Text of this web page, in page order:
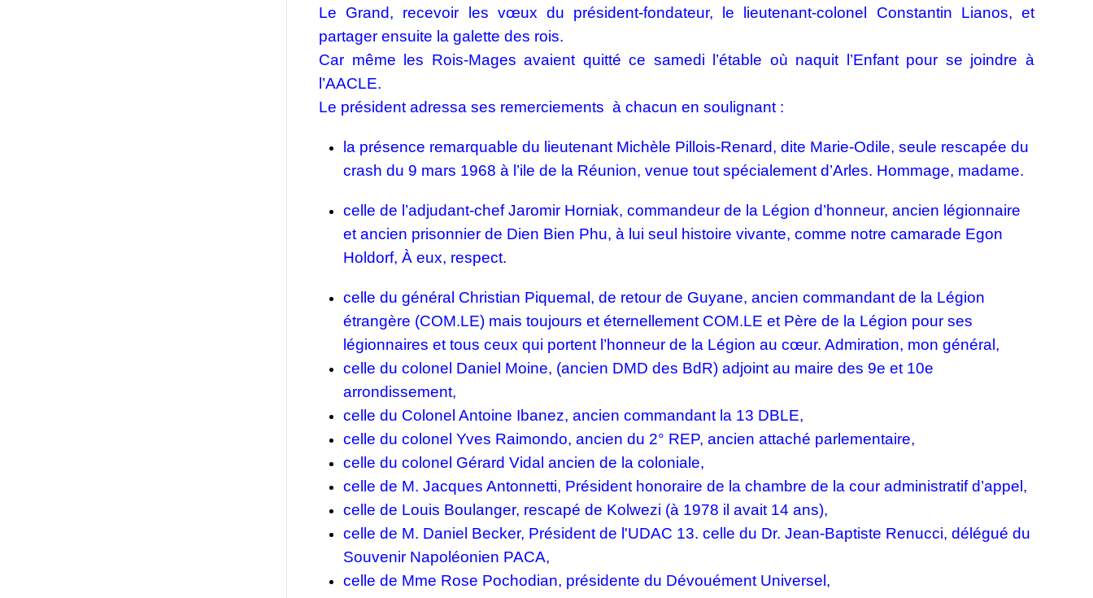
Le Grand, recevoir les vœux du président-fondateur, le lieutenant-colonel Constantin Lianos, et
partager ensuite la galette des rois.
Car même les Rois-Mages avaient quitté ce samedi l’étable où naquit l’Enfant pour se joindre à
l’AACLE.
Le président adressa ses remerciements à chacun en soulignant :
la présence remarquable du lieutenant Michèle Pillois-Renard, dite Marie-Odile, seule rescapée du
crash du 9 mars 1968 à l’ile de la Réunion, venue tout spécialement d’Arles. Hommage, madame.
celle de l’adjudant-chef Jaromir Horniak, commandeur de la Légion d’honneur, ancien légionnaire
et ancien prisonnier de Dien Bien Phu, à lui seul histoire vivante, comme notre camarade Egon
Holdorf, À eux, respect.
celle du général Christian Piquemal, de retour de Guyane, ancien commandant de la Légion
étrangère (COM.LE) mais toujours et éternellement COM.LE et Père de la Légion pour ses
légionnaires et tous ceux qui portent l’honneur de la Légion au cœur. Admiration, mon général,
celle du colonel Daniel Moine, (ancien DMD des BdR) adjoint au maire des 9e et 10e
arrondissement,
celle du Colonel Antoine Ibanez, ancien commandant la 13 DBLE,
celle du colonel Yves Raimondo, ancien du 2° REP, ancien attaché parlementaire,
celle du colonel Gérard Vidal ancien de la coloniale,
celle de M. Jacques Antonnetti, Président honoraire de la chambre de la cour administratif d’appel,
celle de Louis Boulanger, rescapé de Kolwezi (à 1978 il avait 14 ans),
celle de M. Daniel Becker, Président de l'UDAC 13. celle du Dr. Jean-Baptiste Renucci, délégué du
Souvenir Napoléonien PACA,
celle de Mme Rose Pochodian, présidente du Dévouément Universel,